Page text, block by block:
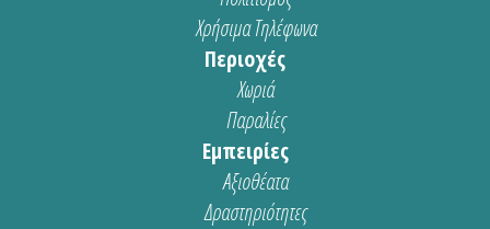
Χρήσιμα Τηλέφωνα
Περιοχές
Χωριά
Παραλίες
Εμπειρίες
Αξιοθέατα
Δραστηριότητες